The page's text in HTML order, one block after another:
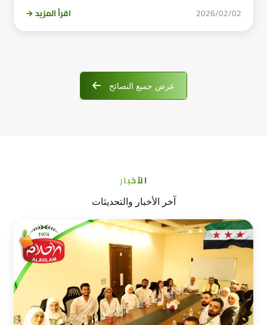
2026/02/02 اقرأ المزيد →
عرض جميع النصائح
الأخبار
آخر الأخبار والتحديثات